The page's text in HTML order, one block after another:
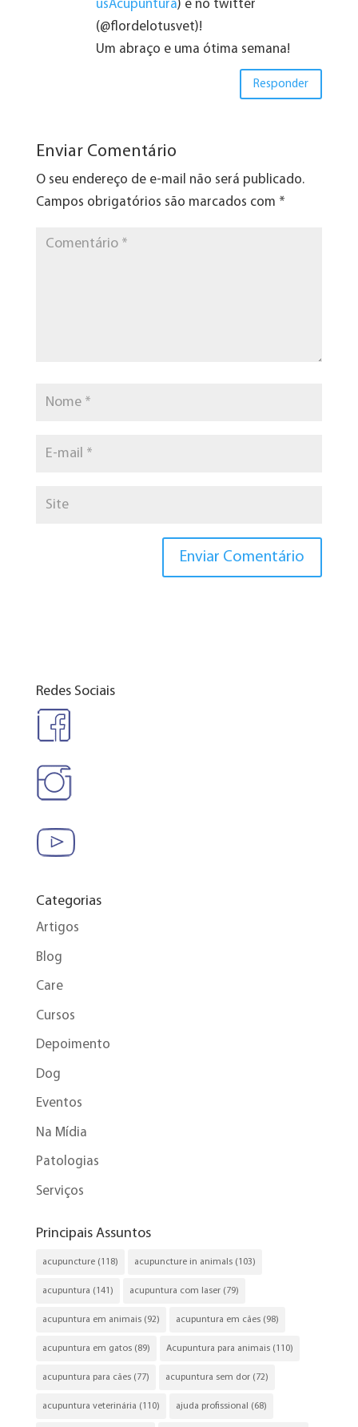
usAcupuntura) e no twitter
(@flordelotusvet)!
Um abraço e uma ótima semana!
Responder
Enviar Comentário
O seu endereço de e-mail não será publicado.
Campos obrigatórios são marcados com *
Redes Sociais
Categorias
Artigos
Blog
Care
Cursos
Depoimento
Dog
Eventos
Na Mídia
Patologias
Serviços
Principais Assuntos
acupuncture(118) acupuncture in animals(103)
acupuntura (141) acupuntura com laser(79)
acupuntura em animais(92) acupuntura em cães(98)
acupuntura em gatos(89) Acupuntura para animais(110)
acupuntura para cães(77) acupuntura sem dor(72)
acupuntura veterinária (110) ajuda profissional (68)